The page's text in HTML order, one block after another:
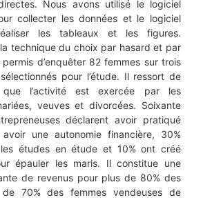
Nous avons utilisé le logiciel
collecter les données et le logiciel
les tableaux et les figures.
la technique du choix par hasard et par
d’enquêter 82 femmes sur trois
pour l’étude. Il ressort de
l’activité est exercée par les
veuves et divorcées. Soixante
déclarent avoir pratiqué
avoir une autonomie financière, 30%
études en étude et 10% ont créé
épauler les maris. Il constitue une
de revenus pour plus de 80% des
70% des femmes vendeuses de